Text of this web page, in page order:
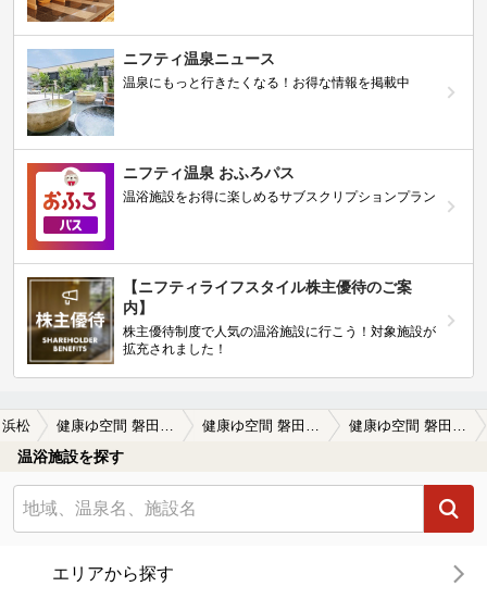
ニフティ温泉ニュース
温泉にもっと行きたくなる！お得な情報を掲載中
ニフティ温泉 おふろパス
温浴施設をお得に楽しめるサブスクリプションプラン
【ニフティライフスタイル株主優待のご案
内】
株主優待制度で人気の温浴施設に行こう！対象施設が
拡充されました！
浜松
温浴施設を探す
エリアから探す